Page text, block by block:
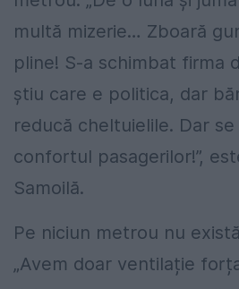
multă mizerie… Zboară
pline! S-a schimbat firma
știu care e politica, dar
reducă cheltuielile. Dar
confortul pasagerilor!”,
Samoilă.
Pe niciun metrou nu
„Avem doar ventilație